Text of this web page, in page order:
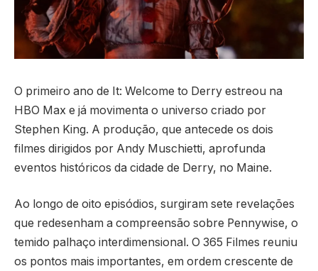
O primeiro ano de It: Welcome to Derry estreou na
HBO Max e já movimenta o universo criado por
Stephen King. A produção, que antecede os dois
filmes dirigidos por Andy Muschietti, aprofunda
eventos históricos da cidade de Derry, no Maine.
Ao longo de oito episódios, surgiram sete revelações
que redesenham a compreensão sobre Pennywise, o
temido palhaço interdimensional. O 365 Filmes reuniu
os pontos mais importantes, em ordem crescente de